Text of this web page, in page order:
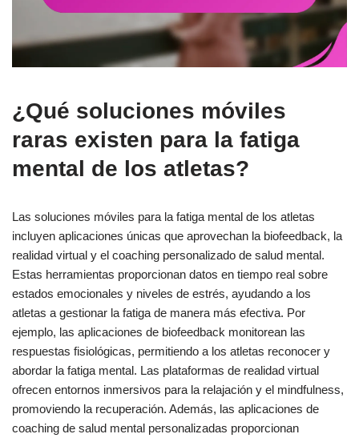
¿Qué soluciones móviles
raras existen para la fatiga
mental de los atletas?
Las soluciones móviles para la fatiga mental de los atletas
incluyen aplicaciones únicas que aprovechan la biofeedback, la
realidad virtual y el coaching personalizado de salud mental.
Estas herramientas proporcionan datos en tiempo real sobre
estados emocionales y niveles de estrés, ayudando a los
atletas a gestionar la fatiga de manera más efectiva. Por
ejemplo, las aplicaciones de biofeedback monitorean las
respuestas fisiológicas, permitiendo a los atletas reconocer y
abordar la fatiga mental. Las plataformas de realidad virtual
ofrecen entornos inmersivos para la relajación y el mindfulness,
promoviendo la recuperación. Además, las aplicaciones de
coaching de salud mental personalizadas proporcionan